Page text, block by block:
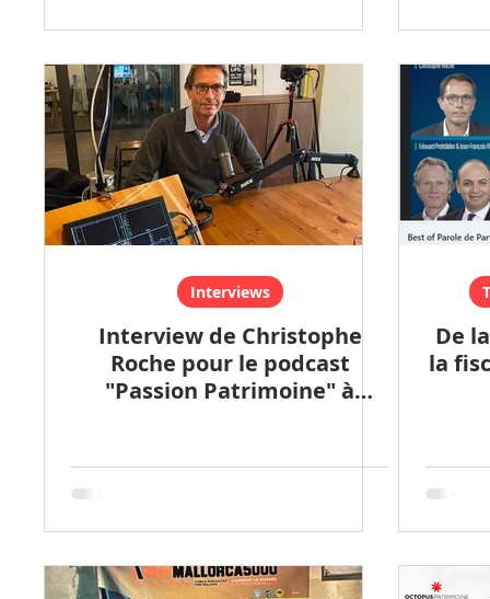
Interviews
Interview de Christophe
Roche pour le podcast
"Passion Patrimoine" à
De
la